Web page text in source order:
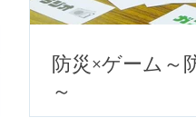
防災×ゲーム～
～